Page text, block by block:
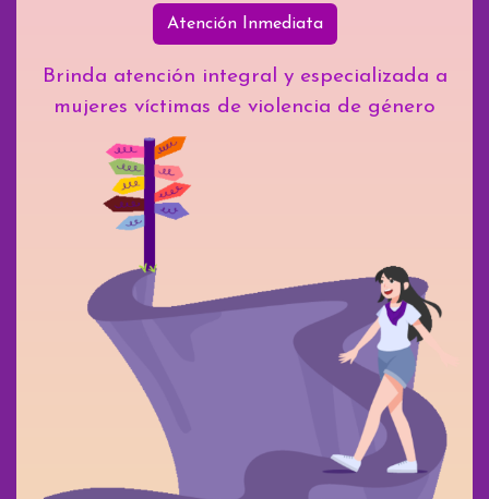
Atención Inmediata
Brinda atención integral y especializada a
mujeres víctimas de violencia de género